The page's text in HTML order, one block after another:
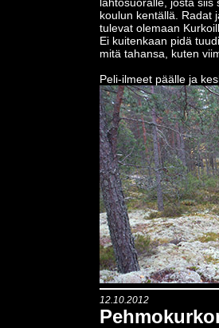
koulun kentällä. Radat
tulevat olemaan
Ei kuitenkaan pidä
mitä tahansa, kuten
Peli-ilmeet päälle ja
12.10.2012